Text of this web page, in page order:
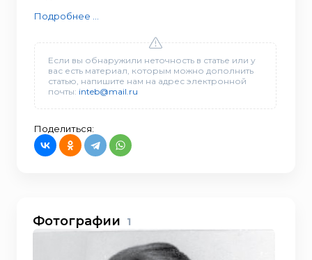
Подробнее ...
Если вы обнаружили неточность в статье или у
вас есть материал, которым можно дополнить
статью, напишите нам на адрес электронной
почты: inteb@mail.ru
Поделиться:
Фотографии 1